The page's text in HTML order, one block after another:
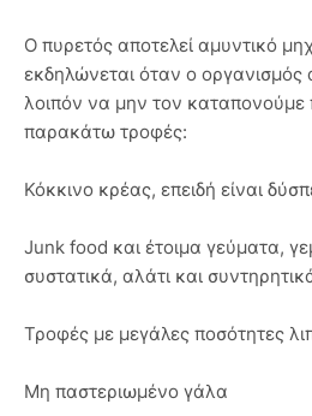
Ο πυρετός αποτελεί αμυντικό
εκδηλώνεται όταν ο οργανισμός
λοιπόν να μην τον καταπονούμε
παρακάτω τροφές:
Κόκκινο κρέας, επειδή είναι
Junk food και έτοιμα γεύματα,
συστατικά, αλάτι και
Τροφές με μεγάλες ποσότητες
Μη παστεριωμένο γάλα